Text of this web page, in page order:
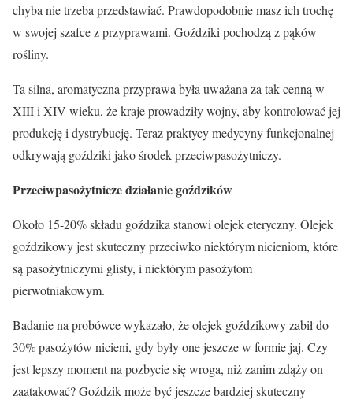
chyba nie trzeba przedstawiać. Prawdopodobnie masz ich trochę
w swojej szafce z przyprawami. Goździki pochodzą z pąków
rośliny.
Ta silna, aromatyczna przyprawa była uważana za tak cenną w
XIII i XIV wieku, że kraje prowadziły wojny, aby kontrolować jej
produkcję i dystrybucję. Teraz praktycy medycyny funkcjonalnej
odkrywają goździki jako środek przeciwpasożytniczy.
Przeciwpasożytnicze działanie goździków
Około 15-20% składu goździka stanowi olejek eteryczny. Olejek
goździkowy jest skuteczny przeciwko niektórym nicieniom, które
są pasożytniczymi glisty, i niektórym pasożytom
pierwotniakowym.
Badanie na probówce wykazało, że olejek goździkowy zabił do
30% pasożytów nicieni, gdy były one jeszcze w formie jaj. Czy
jest lepszy moment na pozbycie się wroga, niż zanim zdąży on
zaatakować? Goździk może być jeszcze bardziej skuteczny